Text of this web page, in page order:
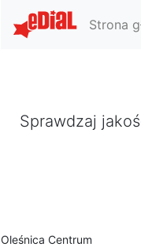
Strona
Sprawdzaj
Oleśnica Centrum